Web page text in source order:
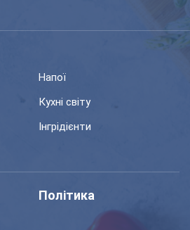
Напої
Кухні світу
Інгрідієнти
Політика